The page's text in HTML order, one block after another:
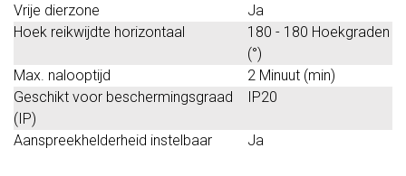
Vrije dierzone
Ja
Hoek reikwijdte horizontaal
180 - 180 Hoekgraden
(°)
Max. nalooptijd
2 Minuut (min)
Geschikt voor beschermingsgraad
(IP)
IP20
Aanspreekhelderheid instelbaar Ja